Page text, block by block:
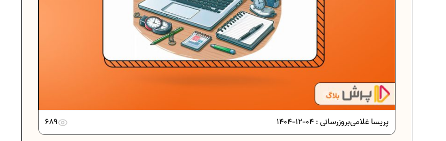
دانلود رایگان نمونه سوالات امتحانی...
دانلود رایگان نمونه سوالات امتحان...
دانلود رایگان نمونه سوالات امتحان...
برنامه‌ ریزی درسی نهم
بروزرسانی : 04-12-1404 پریسا غلامی 689